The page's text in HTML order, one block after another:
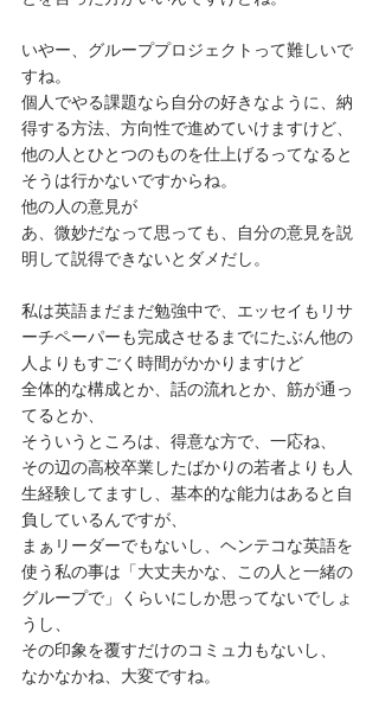
いやー、グループプロジェクトって難しいで
すね。
個人でやる課題なら自分の好きなように、納
得する方法、方向性で進めていけますけど、
他の人とひとつのものを仕上げるってなると
そうは行かないですからね。
他の人の意見が
あ、微妙だなって思っても、自分の意見を説
明して説得できないとダメだし。
私は英語まだまだ勉強中で、エッセイもリサ
ーチペーパーも完成させるまでにたぶん他の
人よりもすごく時間がかかりますけど
全体的な構成とか、話の流れとか、筋が通っ
てるとか、
そういうところは、得意な方で、一応ね、
その辺の高校卒業したばかりの若者よりも人
生経験してますし、基本的な能力はあると自
負しているんですが、
まぁリーダーでもないし、ヘンテコな英語を
使う私の事は「大丈夫かな、この人と一緒の
グループで」くらいにしか思ってないでしょ
うし、
その印象を覆すだけのコミュ力もないし、
なかなかね、大変ですね。